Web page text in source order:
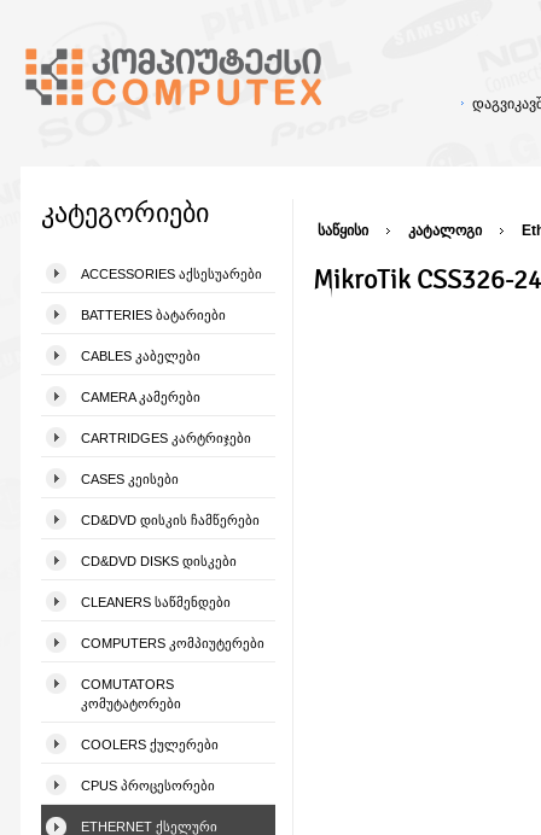
კატეგორიები
ACCESSORIES ᲐᲥᲡᲔᲡᲣᲐᲠᲔᲑᲘ
BATTERIES ᲑᲐᲢᲐᲠᲘᲔᲑᲘ
CABLES ᲙᲐᲑᲔᲚᲔᲑᲘ
CAMERA ᲙᲐᲛᲔᲠᲔᲑᲘ
CARTRIDGES ᲙᲐᲠᲢᲠᲘᲯᲔᲑᲘ
CASES ᲙᲔᲘᲡᲔᲑᲘ
CD&DVD ᲓᲘᲡᲙᲘᲡ ᲩᲐᲛᲬᲔᲠᲔᲑᲘ
CD&DVD DISKS ᲓᲘᲡᲙᲔᲑᲘ
CLEANERS ᲡᲐᲬᲛᲔᲜᲓᲔᲑᲘ
COMPUTERS ᲙᲝᲛᲞᲘᲣᲢᲔᲠᲔᲑᲘ
COMUTATORS
ᲙᲝᲛᲣᲢᲐᲢᲝᲠᲔᲑᲘ
COOLERS ᲥᲣᲚᲔᲠᲔᲑᲘ
CPUS ᲞᲠᲝᲪᲔᲡᲝᲠᲔᲑᲘ
ETHERNET ᲥᲡᲔᲚᲣᲠᲘ
საწყისი კატალოგი
MikroTik CSS326-